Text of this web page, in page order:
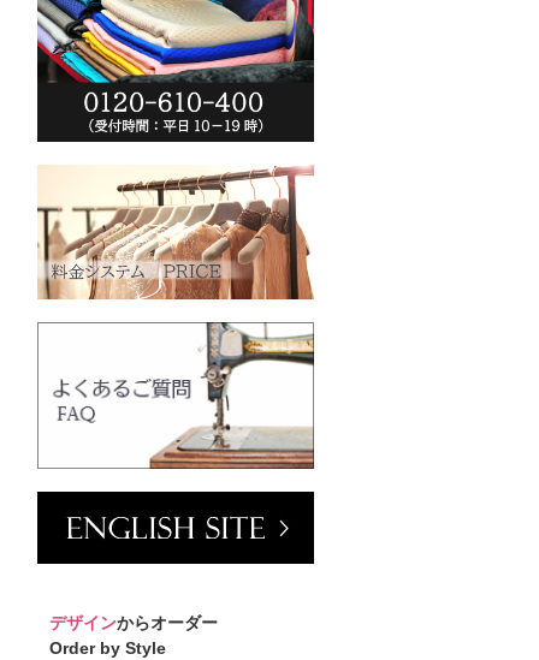
デザインからオーダー
Order by Style